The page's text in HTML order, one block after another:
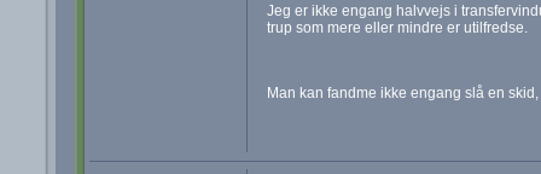
Jeg er ikke engang halvvejs i
trup som mere eller mindre er utilfredse.
Man kan fandme ikke engang slå en